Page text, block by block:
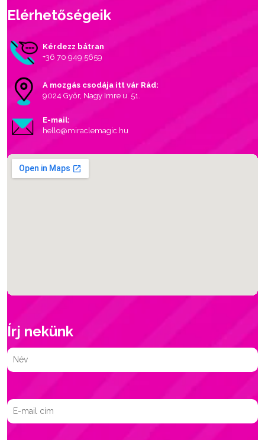
Elérhetőségeik
Kérdezz bátran
+36 70 949 5659
A mozgás csodája itt vár Rád:
9024 Győr, Nagy Imre u. 51.
E-mail:
hello@miraclemagic.hu
Írj nekünk